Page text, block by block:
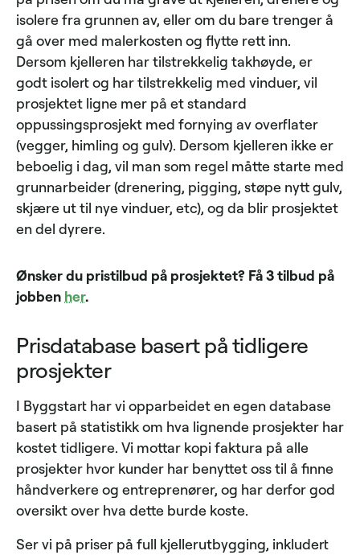
isolere fra grunnen av, eller om du bare trenger å
gå over med malerkosten og flytte rett inn.
Dersom kjelleren har tilstrekkelig takhøyde, er
godt isolert og har tilstrekkelig med vinduer, vil
prosjektet ligne mer på et standard
oppussingsprosjekt med fornying av overflater
(vegger, himling og gulv). Dersom kjelleren ikke er
beboelig i dag, vil man som regel måtte starte med
grunnarbeider (drenering, pigging, støpe nytt gulv,
skjære ut til nye vinduer, etc), og da blir prosjektet
en del dyrere.
Ønsker du pristilbud på prosjektet? Få 3 tilbud på
jobben her.
Prisdatabase basert på tidligere
prosjekter
I Byggstart har vi opparbeidet en egen database
basert på statistikk om hva lignende prosjekter har
kostet tidligere. Vi mottar kopi faktura på alle
prosjekter hvor kunder har benyttet oss til å finne
håndverkere og entreprenører, og har derfor god
oversikt over hva dette burde koste.
Ser vi på priser på full kjellerutbygging, inkludert